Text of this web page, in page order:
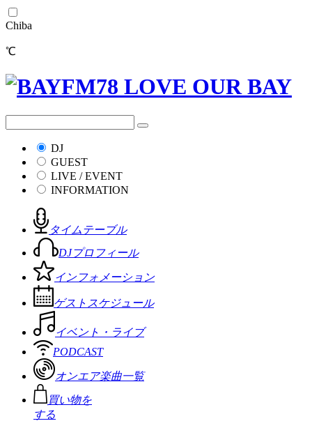
Chiba
℃
DJ
GUEST
LIVE / EVENT
INFORMATION
タイムテーブル
DJプロフィール
インフォメーション
ゲストスケジュール
イベント・ライブ
PODCAST
オンエア楽曲一覧
買い物を
する